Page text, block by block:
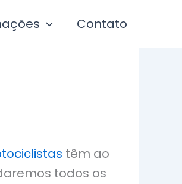
Contato
têm ao
todos os